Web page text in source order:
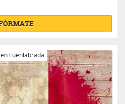
Fuenlabrada